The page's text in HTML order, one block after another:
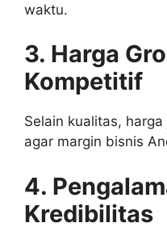
waktu.
3. Harga
Kompetitif
Selain kualitas,
agar margin bisnis
4.
Kredibilitas